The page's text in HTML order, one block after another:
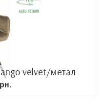
velvet/метал